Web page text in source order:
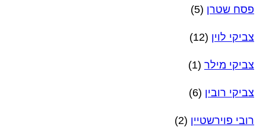
פסח שטרן (5)
צביקי לוין (12)
צביקי מילר (1)
צביקי רובין (6)
רובי פוירשטיין (2)